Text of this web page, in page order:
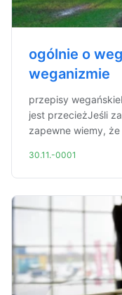
ogólnie o
weganizmie
przepisy
jest przecieżJeśli
zapewne wiemy,
30.11.-0001